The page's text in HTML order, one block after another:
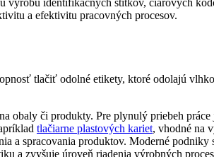
a efektivitu pracovných procesov.
tlačiť odolné etikety, ktoré odolajú
obaly či produkty. Pre plynulý priebeh
tlačiarne plastových kariet, vhodné na
a spracovania produktov. Moderné
a zvyšuje úroveň riadenia výrobných